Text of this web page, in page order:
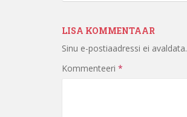
LISA KOMMENTAAR
Sinu e-postiaadressi ei avaldata.
Kommenteeri *